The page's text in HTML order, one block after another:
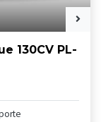
130CV PL-